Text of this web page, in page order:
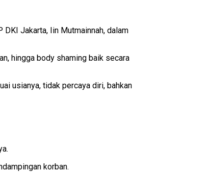
DKI Jakarta, Iin Mutmainnah, dalam
hingga body shaming baik secara
usianya, tidak percaya diri, bahkan
korban.